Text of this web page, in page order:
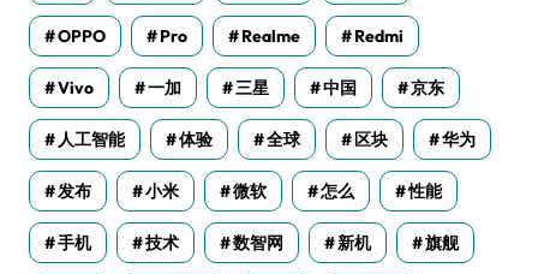
OPPO Pro Realme Redmi
Vivo 一加 三星 中国 京东
人工智能 体验 全球 区块 华为
发布 小米 微软 怎么 性能
手机 技术 数智网 新机 旗舰